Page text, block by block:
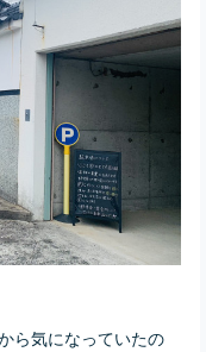
ら気になっていたの